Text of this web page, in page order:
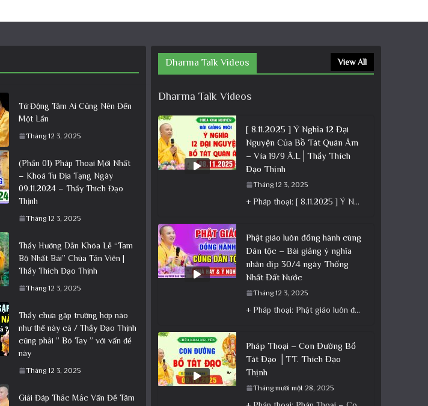
Tứ Động Tâm Ai Cũng Nên Đến
Một Lần
Tháng 12 3, 2025
(Phần 01) Pháp Thoại Mới Nhất
– Khoá Tu Địa Tạng Ngày
09.11.2024 – Thầy Thích Đạo
Thịnh
Tháng 12 3, 2025
Thầy Hướng Dẫn Khóa Lễ “Tam
Bộ Nhất Bái” Chùa Tản Viên |
Thầy Thích Đạo Thịnh
Tháng 12 3, 2025
Thầy chưa gặp trường hợp nào
như thế này cả / Thầy Đạo Thịnh
cũng phải ” Bó Tay ” với vấn đề
này
Tháng 12 3, 2025
Giải Đáp Thắc Mắc Vấn Đề Tâm
Dharma Talk Videos View All
Dharma Talk Videos
[ 8.11.2025 ] Ý Nghĩa 12 Đại
Nguyện Của Bồ Tát Quán Âm
– Vía 19/9 Â.L│Thầy Thích
Đạo Thịnh
Tháng 12 3, 2025
+ Pháp thoại: [ 8.11.2025 ] Ý Nghĩa 12 Đại Nguyện Của Bồ Tát Quán Âm – Vía 19/9 Â.L│Thầy
Phật giáo luôn đồng hành cùng
Dân tộc – Bài giảng ý nghĩa
nhân dịp 30/4 ngày Thống
Nhất Đất Nước
Tháng 12 3, 2025
+ Pháp thoại: Phật giáo luôn đồng hành cùng Dân tộc – Bài giảng ý nghĩa nhân dịp 30/4 ngày
Pháp Thoại – Con Đường Bồ
Tát Đạo │TT. Thích Đạo
Thịnh
Tháng mười một 28, 2025